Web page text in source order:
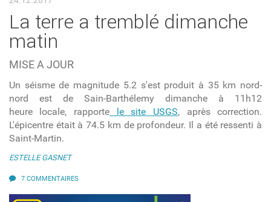
La terre a tremblé dimanche
matin
MISE A JOUR
Un séisme de magnitude 5.2 s'est produit à 35 km nord-
nord est de Sain-Barthélemy dimanche à 11h12
heure locale, rapporte le site USGS, après correction.
L'épicentre était à 74.5 km de profondeur. Il a été ressenti à
Saint-Martin.
ESTELLE GASNET
7 COMMENTAIRES